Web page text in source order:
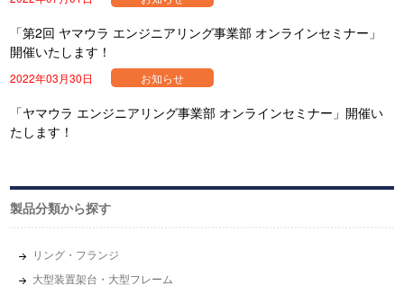
製品分類から探す
リング・フランジ
大型装置架台・大型フレーム
「第2回 ヤマウラ エンジニアリング事業部 オンラインセミナー」
開催いたします！
2022年03月30日 お知らせ
「ヤマウラ エンジニアリング事業部 オンラインセミナー」開催い
たします！